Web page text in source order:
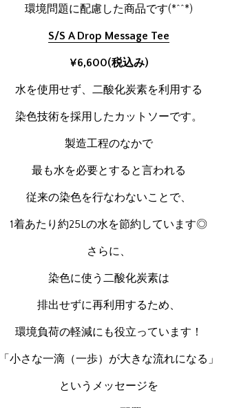
環境問題に配慮した商品です(*^^*)
S/S A Drop Message Tee
¥6,600(税込み)
水を使用せず、二酸化炭素を利用する
染色技術を採用したカットソーです。
製造工程のなかで
最も水を必要とすると言われる
従来の染色を行なわないことで、
1着あたり約25Lの水を節約しています◎
さらに、
染色に使う二酸化炭素は
排出せずに再利用するため、
環境負荷の軽減にも役立っています！
「小さな一滴（一歩）が大きな流れになる」
というメッセージを